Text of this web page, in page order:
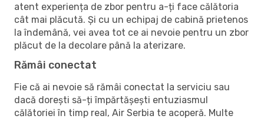
atent experiența de zbor pentru a-ți face călătoria
cât mai plăcută. Și cu un echipaj de cabină prietenos
la îndemână, vei avea tot ce ai nevoie pentru un zbor
plăcut de la decolare până la aterizare.
Rămâi conectat
Fie că ai nevoie să rămâi conectat la serviciu sau
dacă dorești să-ți împărtășești entuziasmul
călătoriei în timp real, Air Serbia te acoperă. Multe